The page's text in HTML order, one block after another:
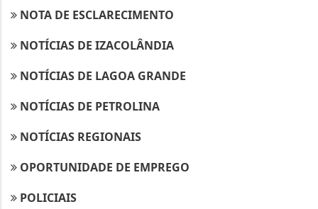
NOTA DE ESCLARECIMENTO
NOTÍCIAS DE IZACOLÂNDIA
NOTÍCIAS DE LAGOA GRANDE
NOTÍCIAS DE PETROLINA
NOTÍCIAS REGIONAIS
OPORTUNIDADE DE EMPREGO
POLICIAIS